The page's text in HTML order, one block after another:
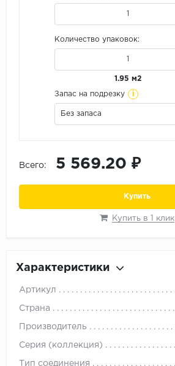
Количество упаковок:
1.95 м2
Запас на подрезку i
Без запаса
Всего: 5 569.20 ₽
Купить
Купить в 1 клик
Характеристики
Артикул
Страна
Производитель
Серия (коллекция)
Тип соединения